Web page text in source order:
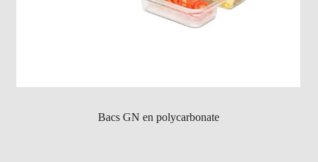
Bacs GN en polycarbonate